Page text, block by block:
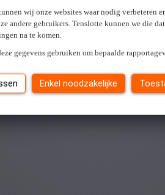
wij onze websites waar nodig verbeteren
andere gebruikers. Tenslotte kunnen we die
na te komen.
gegevens gebruiken om bepaalde
Enkel noodzakelijke